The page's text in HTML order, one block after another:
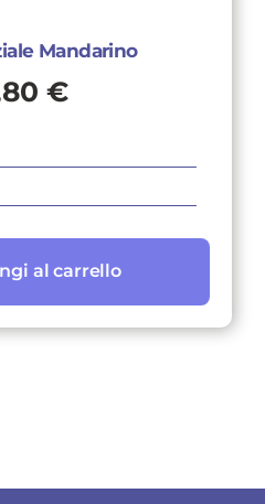
Mandarino
€
al carrello